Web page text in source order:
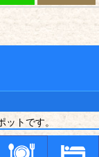
トです。